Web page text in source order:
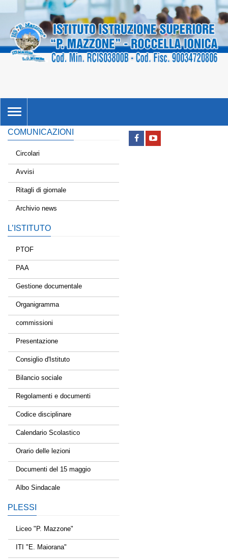
TOGGLE
NAVIGATION
COMUNICAZIONI
Circolari
Avvisi
Ritagli di giornale
Archivio news
L’ISTITUTO
PTOF
PAA
Gestione documentale
Organigramma
commissioni
Presentazione
Consiglio d'Istituto
Bilancio sociale
Regolamenti e documenti
Codice disciplinare
Calendario Scolastico
Orario delle lezioni
Documenti del 15 maggio
Albo Sindacale
PLESSI
Liceo "P. Mazzone"
ITI "E. Maiorana"